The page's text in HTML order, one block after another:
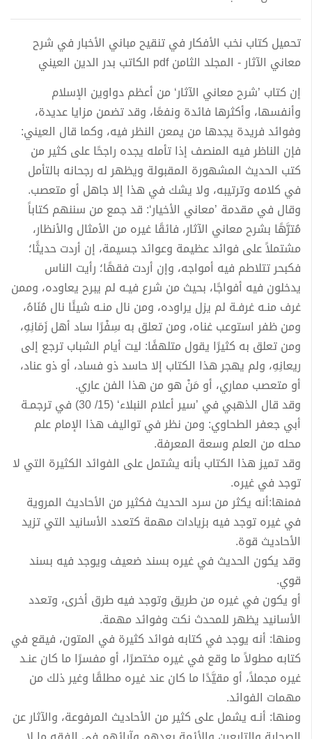
تحميل كتاب نخب الأفكار في تنقيح مباني الأخبار في شرح
معاني الآثار - المجلد الثامن pdf الكاتب بدر الدين العيني
إن كتاب ’شرح معاني الآثار‘ من أعظم دواوين الإسلام
وأنفسها، وأكثرها فائدة ونفعًا، وقد تضمن مزايا عديدة،
وفوائد فريدة يجدها من يمعن النظر فيه، وكما قال العيني:
فإن الناظر فيه المنصف إذا تأمله يجده راجحًا على كثير من
كتب الحديث المشهورة المقبولة ويظهر له رجحانه بالتأمل
في كلامه وترتيبه، ولا يشك في هذا إلا جاهل أو متعصب.
وقال في مقدمة ’معاني الأخيار‘: قد جمع من سننهم كتاباً
مُترَّهًا بشرح معاني الآثار، فائقًا غيره من الأمثال والأنظار،
مشتملاً على فوائد عظيمة وعوائد جسيمة، إن أردت حديثًا؛
فكبحر تتلاطم فيه أمواجه، وإن أردت فقهًا؛ رأيت الناس
يدخلون فيه أفواجًا، بحيث من شرع فيـه لم يبرح يعاوده، وممن
غرف منـه غرفـة لم يزل يراوده، ومن نال منـه شيئًا نال مُنَاهُ،
ومن ظفر استوعب غناه، ومن تعلق به سِفْرًا ساد أهل زَمَانِهِ،
ومن تعلق به كثيرًا يقول متلهفًا: ليت أيام الشباب ترجع إلى
ريعانِهِ، ولم يهجر هذا الكتاب إلا حاسد ذو فساد، أو ذو عناد،
أو متعصب مماري، أو مَنْ هو من هذا الفن عاري.
وقد قال الذهبي في ’سير أعلام النبلاء‘ (15/ 30) في ترجمـة
أبي جعفر الطحاوي: ومن نظر في تواليف هذا الإمام علم
محله من العلم وسعة المعرفة.
وقد تميز هذا الكتاب بأنه يشتمل على الفوائد الكثيرة التي لا
توجد في غيره.
فمنها:أنه يكثر من سرد الحديث فكثير من الأحاديث المروية
في غيره توجد فيه بزيادات مهمة كتعدد الأسانيد التي تزيد
الأحاديث قوة.
وقد يكون الحديث في غيره بسند ضعيف ويوجد فيه بسند
قوي.
أو يكون في غيره من طريق وتوجد فيه طرق أخرى، وتعدد
الأسانيد يظهر للمحدث نكت وفوائد مهمة.
ومنها: أنه يوجد في كتابه فوائد كثيرة في المتون، فيقع في
كتابه مطولاً ما وقع في غيره مختصرًا، أو مفسرًا ما كان عنـد
غيره مجملاً، أو مقيَّدًا ما كان عند غيره مطلقًا وغير ذلك من
مهمات الفوائد.
ومنها: أنـه يشمل على كثير من الأحاديث المرفوعة، والآثار عن